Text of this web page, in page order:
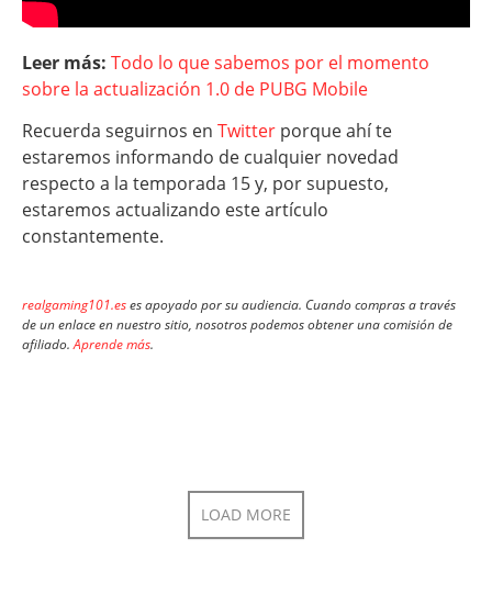
Leer más: Todo lo que sabemos por el momento
sobre la actualización 1.0 de PUBG Mobile
Recuerda seguirnos en Twitter porque ahí te
estaremos informando de cualquier novedad
respecto a la temporada 15 y, por supuesto,
estaremos actualizando este artículo
constantemente.
realgaming101.eses apoyado por su audiencia. Cuando compras a través
de un enlace en nuestro sitio, nosotros podemos obtener una comisión de
afiliado.Aprende más.
LOAD MORE